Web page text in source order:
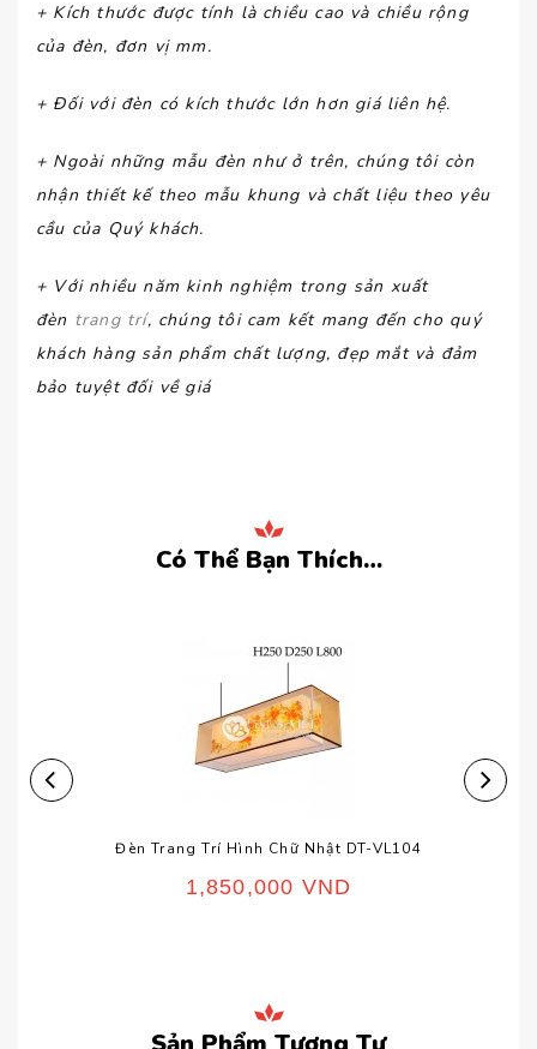
+ Kích thước được tính là chiều cao và chiều rộng
của đèn, đơn vị mm.
+ Đối với đèn có kích thước lớn hơn giá liên hệ.
+ Ngoài những mẫu đèn như ở trên, chúng tôi còn
nhận thiết kế theo mẫu khung và chất liệu theo yêu
cầu của Quý khách.
+ Với nhiều năm kinh nghiệm trong sản xuất
đèn trang trí, chúng tôi cam kết mang đến cho quý
khách hàng sản phẩm chất lượng, đẹp mắt và đảm
bảo tuyệt đối về giá
Có Thể Bạn Thích…
Đèn Trang Trí Hình Chữ Nhật DT-VL104
1,850,000 VND